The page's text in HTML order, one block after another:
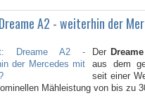
A2 - weiterhin der
Der
aus dem
seit einer
Mähleistung von bis zu